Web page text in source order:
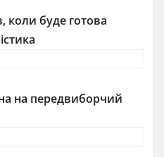
коли буде готова
на передвиборчий